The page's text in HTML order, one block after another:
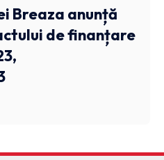
Breaza anunță
de finanțare